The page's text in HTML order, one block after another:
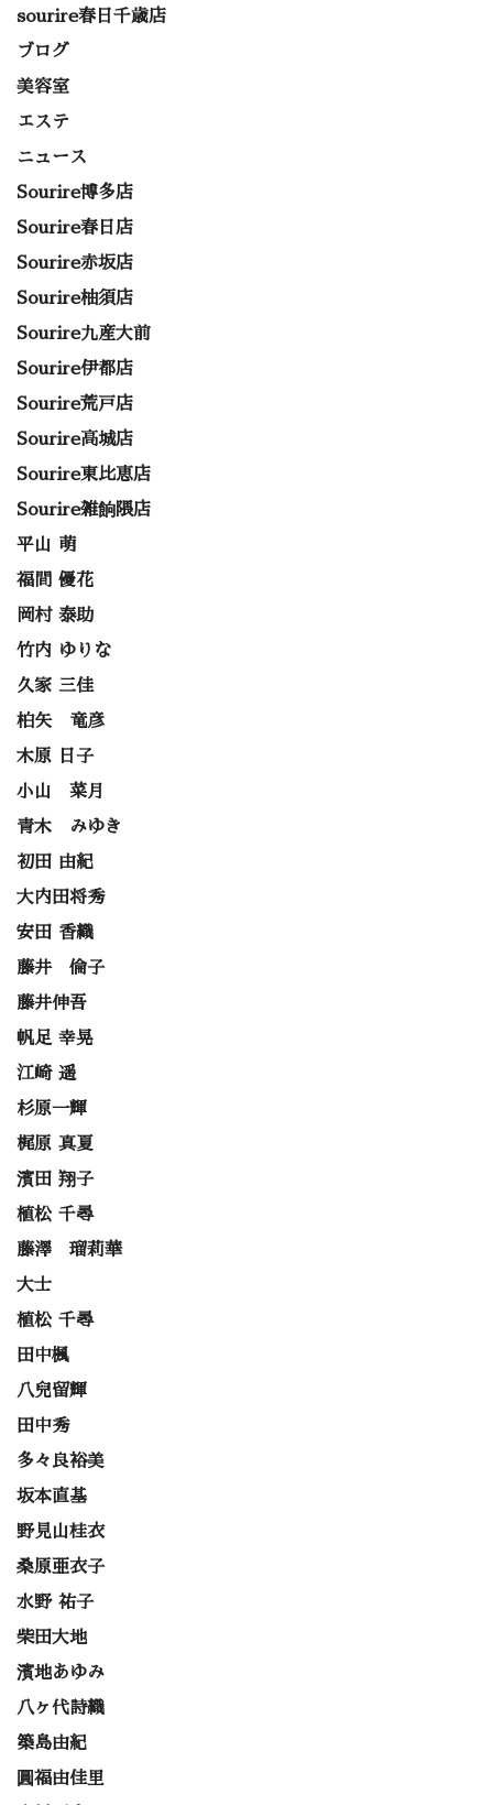
sourire春日千歳店
ブログ
美容室
エステ
ニュース
Sourire博多店
Sourire春日店
Sourire赤坂店
Sourire柚須店
Sourire九産大前
Sourire伊都店
Sourire荒戸店
Sourire高城店
Sourire東比恵店
Sourire雑餉隈店
平山 萌
福間 優花
岡村 泰助
竹内 ゆりな
久家 三佳
柏矢 竜彦
木原 日子
小山 菜月
青木 みゆき
初田 由紀
大内田将秀
安田 香織
藤井 倫子
藤井伸吾
帆足 幸晃
江崎 遥
杉原一輝
梶原 真夏
濱田 翔子
植松 千尋
藤澤 瑠莉華
大士
植松 千尋
田中楓
八兒留輝
田中秀
多々良裕美
坂本直基
野見山桂衣
桑原亜衣子
水野 祐子
柴田大地
濱地あゆみ
八ヶ代詩織
築島由紀
圓福由佳里